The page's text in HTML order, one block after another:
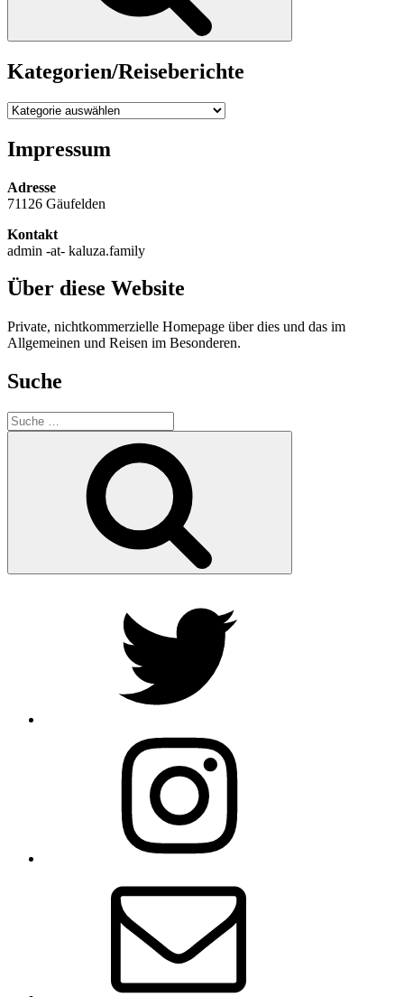
Kategorien/Reiseberichte
Kategorien/Reiseberichte
Impressum
Adresse
71126 Gäufelden
Kontakt
admin -at- kaluza.family
Über diese Website
Private, nichtkommerzielle Homepage über dies und das im
Allgemeinen und Reisen im Besonderen.
Suche
Suche
nach: